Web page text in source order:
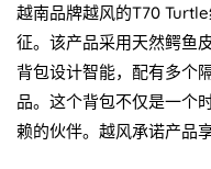
越南品牌越风的T70
征。该产品采用天然鳄鱼
背包设计智能，配有多个
品。这个背包不仅是一个
赖的伙伴。越风承诺产品